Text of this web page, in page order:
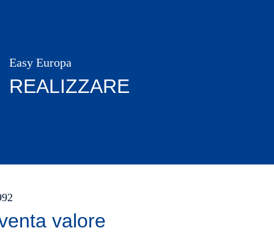
Easy Europa
REALIZZARE
valore